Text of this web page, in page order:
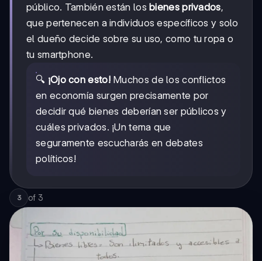
público. También están losbienes privados,
que pertenecen a individuos específicos y solo
el dueño decide sobre su uso, como tu ropa o
tu smartphone.
🔍 ¡Ojo con esto!Muchos de los conflictos
en economía surgen precisamente por
decidir qué bienes deberían ser públicos y
cuáles privados. ¡Un tema que
seguramente escucharás en debates
políticos!
3 of 3